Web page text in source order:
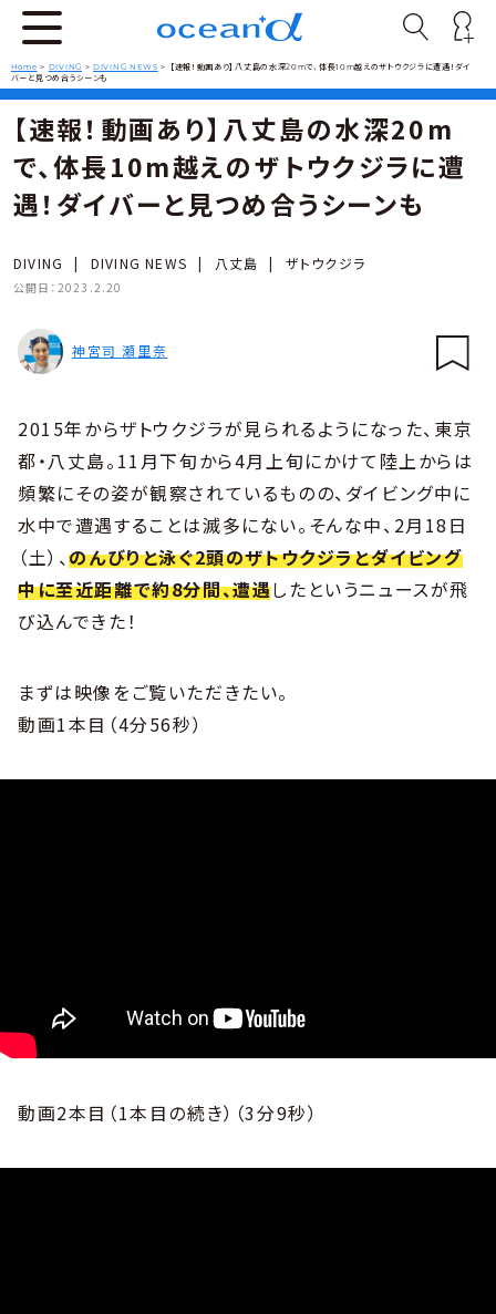
Home > DIVING >DIVING NEWS >
【速報！動画あり】八丈島の水深20mで、体長10m越えのザトウクジラに遭遇！ダイ
バーと見つめ合うシーンも
【速報！動画あり】八丈島の水深20m
で、体長10m越えのザトウクジラに遭
遇！ダイバーと見つめ合うシーンも
DIVING | DIVING NEWS | 八丈島 | ザトウクジラ
公開日： 2023.2.20
神宮司 瀬里奈
2015年からザトウクジラが見られるようになった、東京
都・八丈島。11月下旬から4月上旬にかけて陸上からは
頻繁にその姿が観察されているものの、ダイビング中に
水中で遭遇することは滅多にない。そんな中、2月18日
（土）、のんびりと泳ぐ2頭のザトウクジラとダイビング
中に至近距離で約8分間、遭遇したというニュースが飛
び込んできた！
まずは映像をご覧いただきたい。
動画1本目（4分56秒）
動画2本目（1本目の続き）（3分9秒）